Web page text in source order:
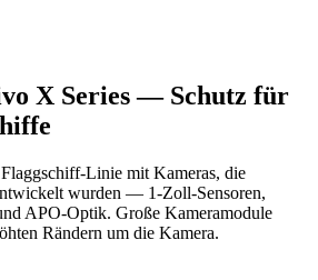
X Series — Schutz für
Linie mit Kameras, die
wurden — 1-Zoll-Sensoren,
APO-Optik. Große Kameramodule
Rändern um die Kamera.